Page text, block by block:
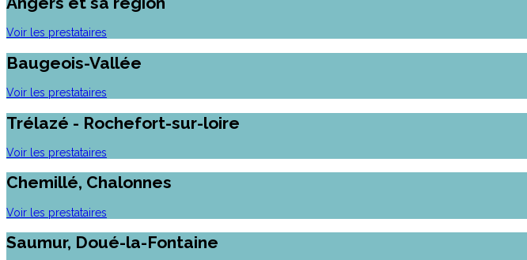
Voir les prestataires
Baugeois-Vallée
Voir les prestataires
Trélazé - Rochefort-sur-loire
Voir les prestataires
Chemillé, Chalonnes
Voir les prestataires
Saumur, Doué-la-Fontaine